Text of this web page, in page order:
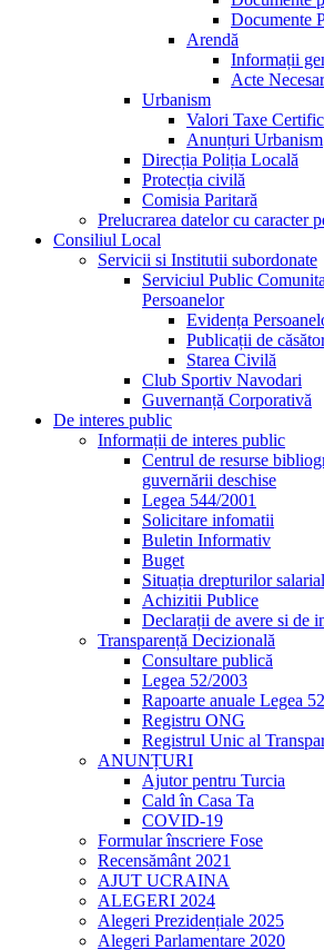
Documente
Arendă
Informații
Acte
Urbanism
Valori Taxe
Anunțuri Urbanism
Direcția Poliția Locală
Protecția civilă
Comisia Paritară
Prelucrarea datelor cu caracter
Consiliul Local
Servicii si Institutii subordonate
Serviciul Public
Persoanelor
Evidența
Publicații de
Starea Civilă
Club Sportiv Navodari
Guvernanță Corporativă
De interes public
Informații de interes public
Centrul de resurse
guvernării deschise
Legea 544/2001
Solicitare infomatii
Buletin Informativ
Buget
Situația drepturilor
Achizitii Publice
Declarații de avere si de
Transparență Decizională
Consultare publică
Legea 52/2003
Rapoarte anuale Legea
Registru ONG
Registrul Unic al
ANUNȚURI
Ajutor pentru Turcia
Cald în Casa Ta
COVID-19
Formular înscriere Fose
Recensământ 2021
AJUT UCRAINA
ALEGERI 2024
Alegeri Prezidențiale 2025
Alegeri Parlamentare 2020